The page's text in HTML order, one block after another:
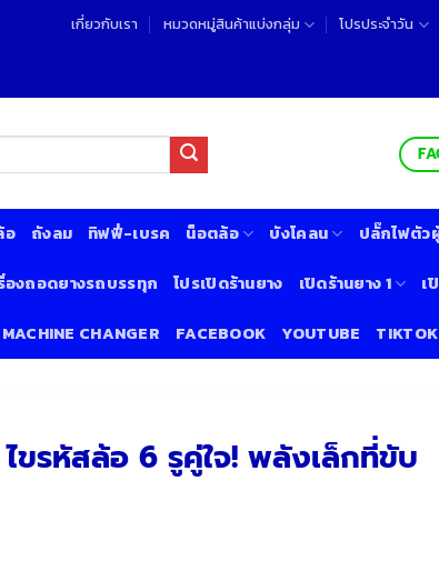
เกี่ยวกับเรา หมวดหมู่สินค้าแบ่งกลุ่ม โปรประจำวัน
อ ถังลม ทิฟฟี่-เบรค น็อตล้อ บังโคลน ปลั๊กไฟตัว
องถอดยางรถบรรทุก โปรเปิดร้านยาง เปิดร้านยาง 1 เ
CHANGER FACEBOOK YOUTUBE TIKTOK
ขรหัสล้อ 6 รูคู่ใจ! พลังเล็กที่ขับ